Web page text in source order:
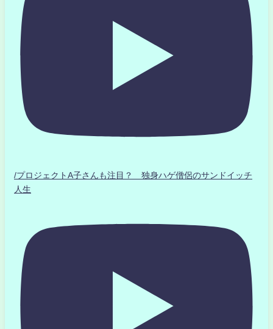
/プロジェクトA子さんも注目？ 独身ハゲ僧侶のサンドイッチ
人生